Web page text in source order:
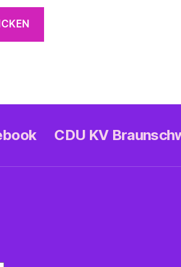
CDU KV